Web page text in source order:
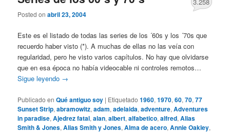
Posted onabril 23, 2004
3.258
Este es el listado de todas las series de los ´60s y los ´70s que
recuerdo haber visto (*). A muchas de ellas no las veía con
regularidad, pero he visto varios capítulos. No hay que olvidarse
que en esa época no había videocable ni controles remotos…
Sigue leyendo →
Publicado en Qué antiguo soy | Etiquetado 1960,1970,60,70,77
Sunset Strip,abramowitz,adam,adelaida,adventure,Adventures
in paradise,Ajedrez fatal,alan,albert,alfabetico,alfred,Alias
Smith & Jones,Alias Smith y Jones,Alma de acero,Annie Oakley,